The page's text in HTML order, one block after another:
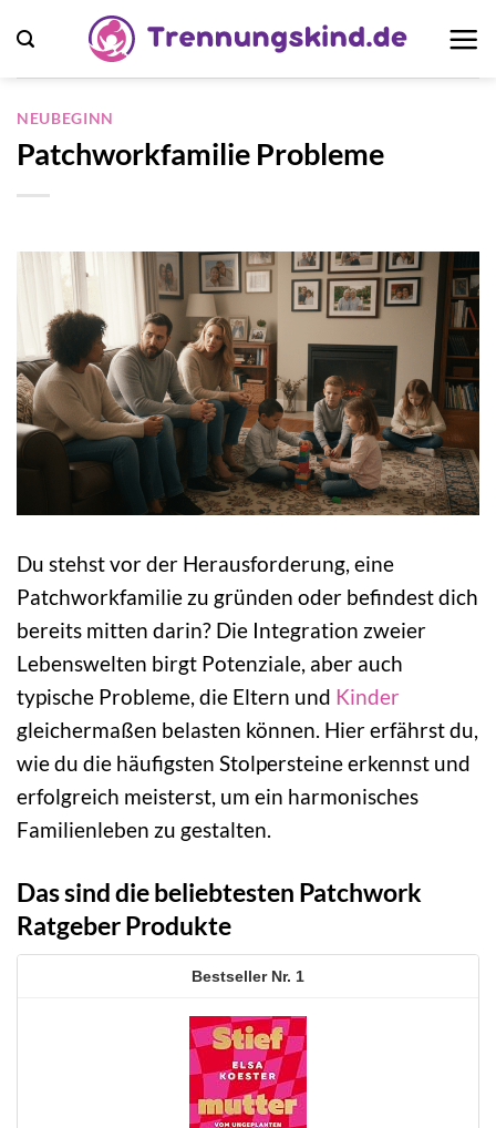
Inhalt
springen
NEUBEGINN
Patchworkfamilie Probleme
Du stehst vor der Herausforderung, eine
Patchworkfamilie zu gründen oder befindest dich
bereits mitten darin? Die Integration zweier
Lebenswelten birgt Potenziale, aber auch
typische Probleme, die Eltern und Kinder
gleichermaßen belasten können. Hier erfährst du,
wie du die häufigsten Stolpersteine erkennst und
erfolgreich meisterst, um ein harmonisches
Familienleben zu gestalten.
Das sind die beliebtesten Patchwork
Ratgeber Produkte
1